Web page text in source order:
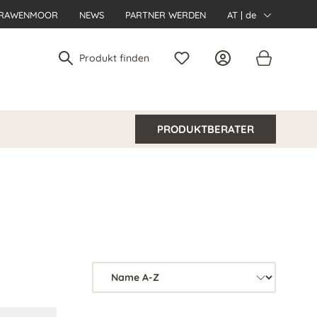
NEWS PARTNER WERDEN AT | de
PRODUKTBERATER